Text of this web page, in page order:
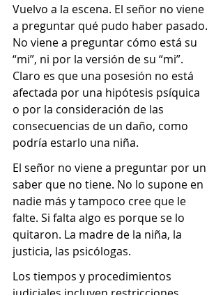
Vuelvo a la escena. El señor no viene
a preguntar qué pudo haber pasado.
No viene a preguntar cómo está su
“mi”, ni por la versión de su “mi”.
Claro es que una posesión no está
afectada por una hipótesis psíquica
o por la consideración de las
consecuencias de un daño, como
podría estarlo una niña.
El señor no viene a preguntar por un
saber que no tiene. No lo supone en
nadie más y tampoco cree que le
falte. Si falta algo es porque se lo
quitaron. La madre de la niña, la
justicia, las psicólogas.
Los tiempos y procedimientos